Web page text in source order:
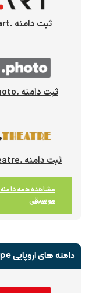
ثبت دامنه .art
ثبت دامنه .photo
ثبت دامنه .theatre
مشاهده همه
موسیقی
دامنه های اروپایی Europe